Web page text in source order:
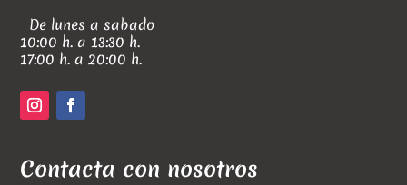
De lunes a sabado
10:00 h. a 13:30 h.
17:00 h. a 20:00 h.
Contacta con nosotros